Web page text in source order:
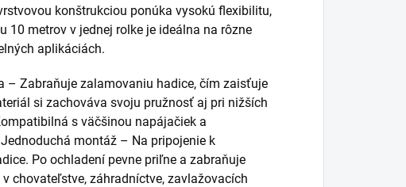
konštrukciou ponúka vysokú flexibilitu,
metrov v jednej rolke je ideálna na rôzne
aplikáciách.
– Zabraňuje zalamovaniu hadice, čím zaisťuje
si zachováva svoju pružnosť aj pri nižších
s väčšinou napájačiek a
montáž – Na pripojenie k
Po ochladení pevne priľne a zabraňuje
chovateľstve, záhradníctve, zavlažovacích